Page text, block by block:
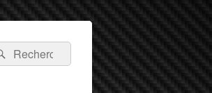
:
Rechercher